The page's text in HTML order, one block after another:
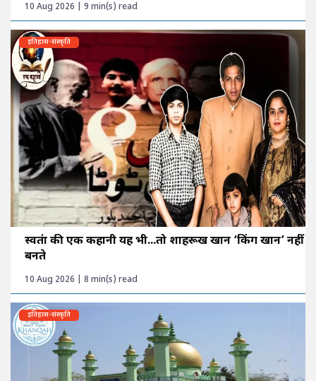
10 Aug 2026 | 9 min(s) read
इतिहास-संस्कृति
स्वतंत्रा की एक कहानी यह भी...तो शाहरूख खान ‘किंग खान’ नहीं
बनते
10 Aug 2026 | 8 min(s) read
इतिहास-संस्कृति